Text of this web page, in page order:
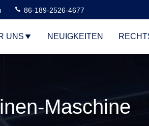
86-189-2526-4677
UNS NEUIGKEITEN
Maschine